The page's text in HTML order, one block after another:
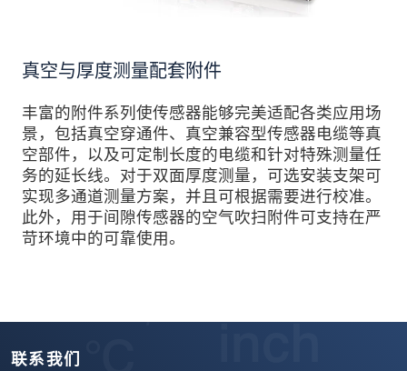
真空与厚度测量配套附件
丰富的附件系列使传感器能够完美适配各类应用场
景，包括真空穿通件、真空兼容型传感器电缆等真
空部件，以及可定制长度的电缆和针对特殊测量任
务的延长线。对于双面厚度测量，可选安装支架可
实现多通道测量方案，并且可根据需要进行校准。
此外，用于间隙传感器的空气吹扫附件可支持在严
苛环境中的可靠使用。
联系我们